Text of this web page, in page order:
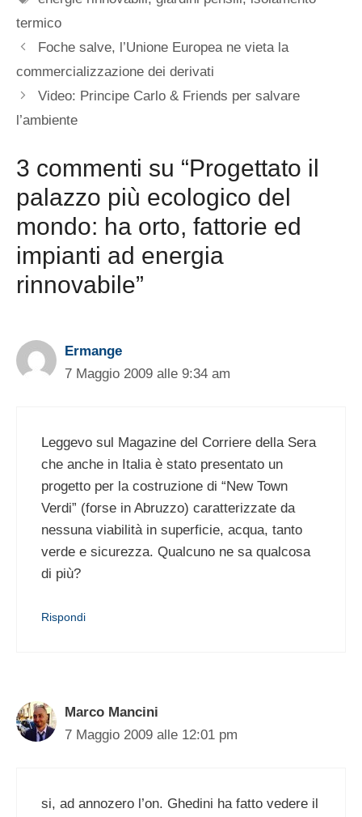
termico
Foche salve, l’Unione Europea ne vieta la
commercializzazione dei derivati
Video: Principe Carlo & Friends per salvare
l’ambiente
3 commenti su “Progettato il
palazzo più ecologico del
mondo: ha orto, fattorie ed
impianti ad energia
rinnovabile”
Ermange
7 Maggio 2009 alle 9:34 am
Leggevo sul Magazine del Corriere della Sera
che anche in Italia è stato presentato un
progetto per la costruzione di “New Town
Verdi” (forse in Abruzzo) caratterizzate da
nessuna viabilità in superficie, acqua, tanto
verde e sicurezza. Qualcuno ne sa qualcosa
di più?
Rispondi
Marco Mancini
7 Maggio 2009 alle 12:01 pm
si, ad annozero l’on. Ghedini ha fatto vedere il